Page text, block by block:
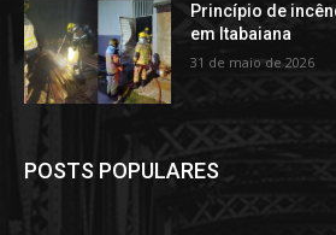
Princípio de
em Itabaiana
31 de maio de 2026
POSTS POPULARES